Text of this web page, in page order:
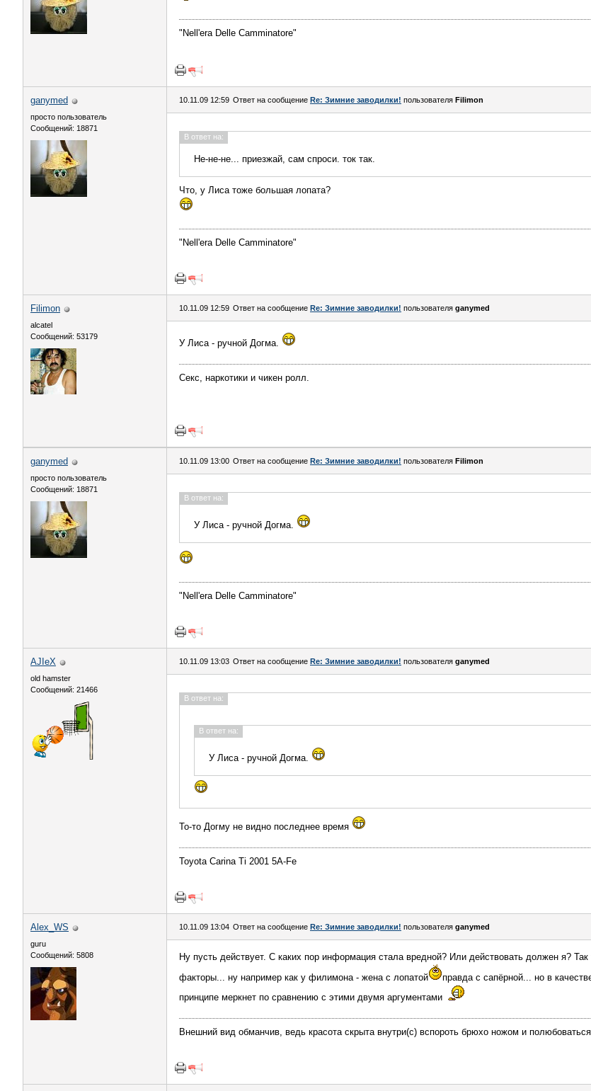
"Nell'era Delle Сamminatore"
ganymed
просто пользователь
Сообщений: 18871
10.11.09 12:59 Ответ на сообщение Re: Зимние заводилки! пользователя Filimon
В ответ на:
Не-не-не... приезжай, сам спроси. ток так.
Что, у Лиса тоже большая лопата?
"Nell'era Delle Сamminatore"
Filimon
alcatel
Сообщений: 53179
10.11.09 12:59 Ответ на сообщение Re: Зимние заводилки! пользователя ganymed
У Лиса - ручной Догма.
Секс, наркотики и чикен ролл.
ganymed
просто пользователь
Сообщений: 18871
10.11.09 13:00 Ответ на сообщение Re: Зимние заводилки! пользователя Filimon
В ответ на:
У Лиса - ручной Догма.
"Nell'era Delle Сamminatore"
AJIeX
old hamster
Сообщений: 21466
10.11.09 13:03 Ответ на сообщение Re: Зимние заводилки! пользователя ganymed
В ответ на:
В ответ на:
У Лиса - ручной Догма.
То-то Догму не видно последнее время
Toyota Carina Ti 2001 5A-Fe
Alex_WS
guru
Сообщений: 5808
10.11.09 13:04 Ответ на сообщение Re: Зимние заводилки! пользователя ganymed
Ну пусть действует. С каких пор информация стала вредной? Или действовать должен я?
факторы... ну например как у филимона - жена с лопатой
правда с сапёрной... но в
принципе меркнет по сравнению с этими двумя аргументами
Внешний вид обманчив, ведь красота скрыта внутри(с) вспороть брюхо ножом и